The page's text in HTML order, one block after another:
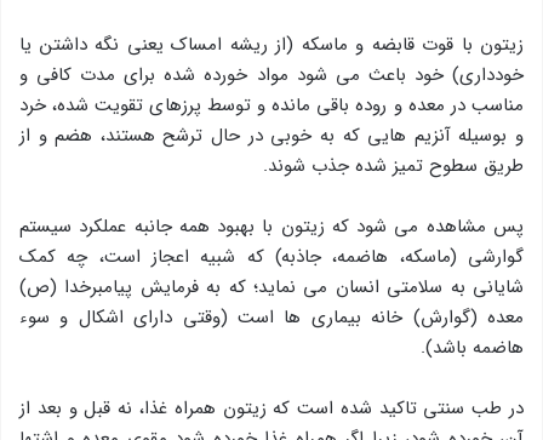
زیتون با قوت قابضه و ماسکه (از ریشه امساک یعنی نگه داشتن یا
خودداری) خود باعث می شود مواد خورده شده برای مدت کافی و
مناسب در معده و روده باقی مانده و توسط پرزهای تقویت شده، خرد
و بوسیله آنزیم هایی که به خوبی در حال ترشح هستند، هضم و از
طریق سطوح تمیز شده جذب شوند.
پس مشاهده می شود که زیتون با بهبود همه جانبه عملکرد سیستم
گوارشی (ماسکه، هاضمه، جاذبه) که شبیه اعجاز است، چه کمک
شایانی به سلامتی انسان می نماید؛ که به فرمایش پیامبرخدا (ص)
معده (گوارش) خانه بیماری ها است (وقتی دارای اشکال و سوء
هاضمه باشد).
در طب سنتی تاكید شده است كه زیتون همراه غذا، نه قبل و بعد از